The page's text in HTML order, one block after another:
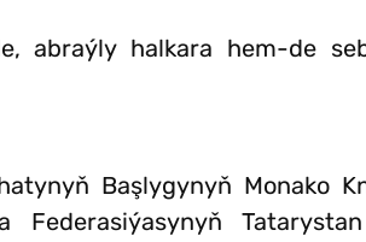
abraýly halkara hem-de
Başlygynyň Monako
Tatarystan